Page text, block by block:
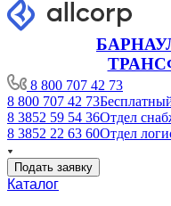
8 800 707 42 73
8 800 707 42 73
8 3852 59 54 36Отдел
8 3852 22 63 60Отдел
Подать заявку
Каталог